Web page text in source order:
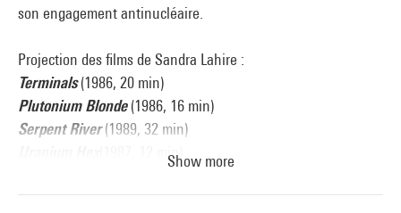
son engagement antinucléaire.
Projection des films de Sandra Lahire :
Terminals(1986, 20 min)
Plutonium Blonde(1986, 16 min)
Serpent River(1989, 32 min)
(1987, 12 min)Show more